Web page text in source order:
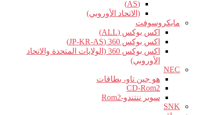
(AS)
(الاتحاد الأوروبي)
مايكروسوفت
اكس بوكس (ALL)
اكس بوكس 360 (JP-KR-AS)
اكس بوكس 360 (الولايات المتحدة والاتحاد
الأوروبي)
NEC
هو جين تاو، بطاقات
CD-Rom2
سوبر ننتندو-Rom2
SNK